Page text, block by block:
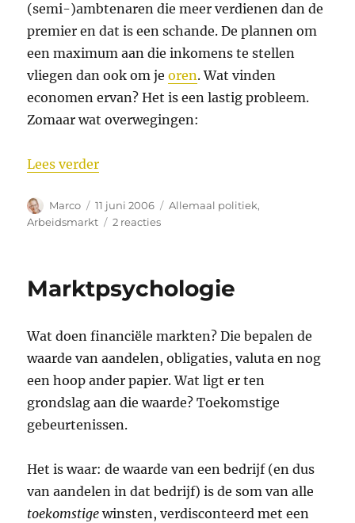
(semi-)ambtenaren die meer verdienen dan de
premier en dat is een schande. De plannen om
een maximum aan die inkomens te stellen
vliegen dan ook om jeoren. Wat vinden
economen ervan? Het is een lastig probleem.
Zomaar wat overwegingen:
Lees verder“Topinkomens”
Auteur
Marco
Geplaatst
op
11 juni 2006 Categorieën
Allemaal politiek,
Arbeidsmarkt
2 reactiesop
Marktpsychologie
Wat doen financiële markten? Die bepalen de
waarde van aandelen, obligaties, valuta en nog
een hoop ander papier. Wat ligt er ten
grondslag aan die waarde? Toekomstige
gebeurtenissen.
Het is waar: de waarde van een bedrijf (en dus
van aandelen in dat bedrijf) is de som van alle
toekomstige winsten, verdisconteerd met een